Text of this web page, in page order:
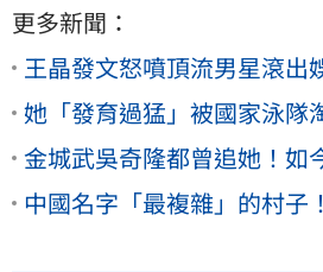
更多新聞：
王晶發文怒噴頂流男星滾出
她「發育過猛」被國家泳
金城武吳奇隆都曾追她！如
中國名字「最複雜」的村子